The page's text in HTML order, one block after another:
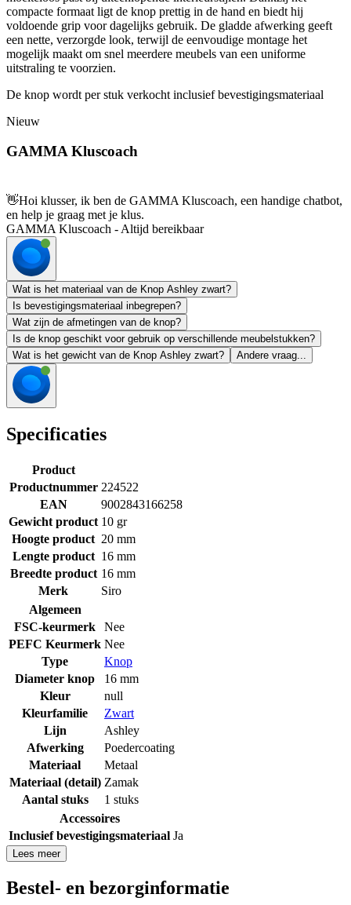
compacte formaat ligt de knop prettig in de hand en biedt hij
voldoende grip voor dagelijks gebruik. De gladde afwerking geeft
een nette, verzorgde look, terwijl de eenvoudige montage het
mogelijk maakt om snel meerdere meubels van een uniforme
uitstraling te voorzien.
De knop wordt per stuk verkocht inclusief bevestigingsmateriaal
Nieuw
GAMMA Kluscoach
👋Hoi klusser, ik ben de GAMMA Kluscoach, een handige chatbot,
en help je graag met je klus.
GAMMA Kluscoach - Altijd bereikbaar
Wat is het materiaal van de Knop Ashley zwart?
Is bevestigingsmateriaal inbegrepen?
Wat zijn de afmetingen van de knop?
Is de knop geschikt voor gebruik op verschillende meubelstukken?
Wat is het gewicht van de Knop Ashley zwart?
Andere vraag...
Specificaties
Product
Productnummer 224522
EAN
9002843166258
Gewicht product 10 gr
Hoogte product 20 mm
Lengte product 16 mm
Breedte product 16 mm
Merk
Siro
Algemeen
FSC-keurmerk
Nee
PEFC Keurmerk Nee
Type
Knop
Diameter knop
16 mm
Kleur
null
Kleurfamilie
Zwart
Lijn
Ashley
Afwerking
Poedercoating
Materiaal
Metaal
Materiaal (detail) Zamak
Aantal stuks
1 stuks
Accessoires
Inclusief bevestigingsmateriaal Ja
Lees meer
Bestel- en bezorginformatie